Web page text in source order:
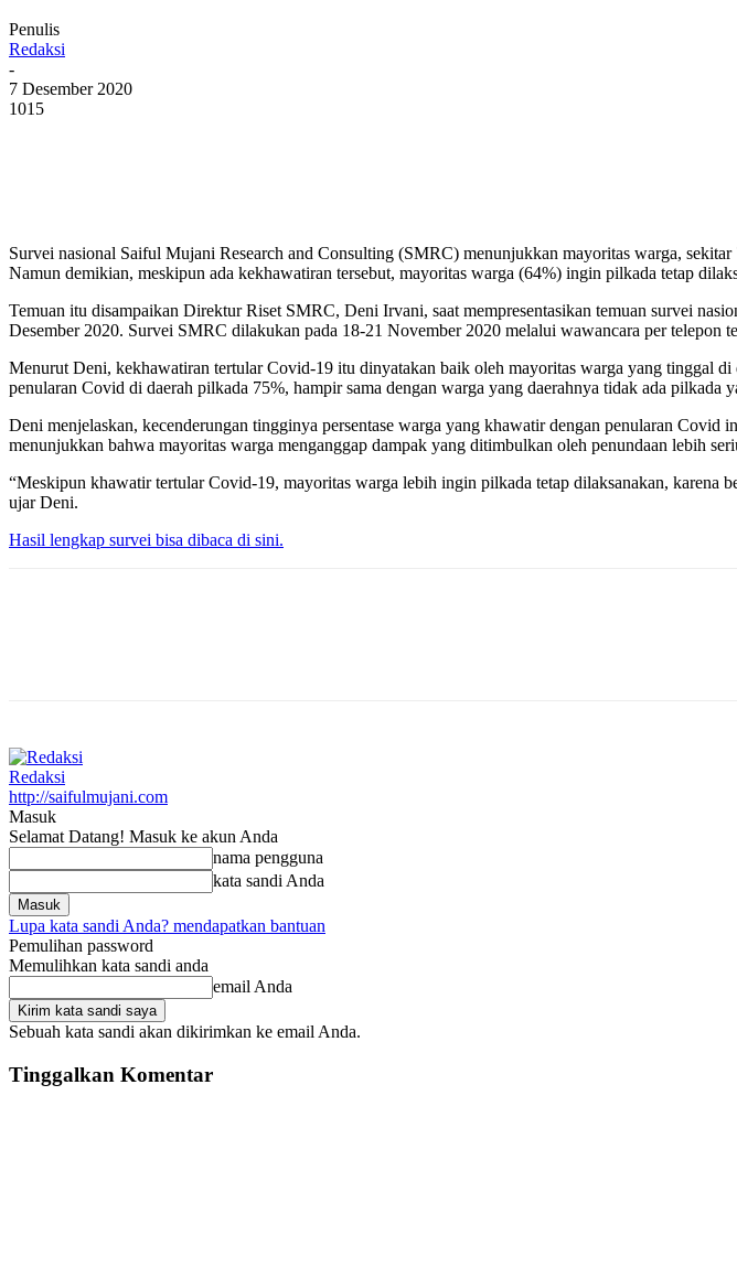
Penulis
Redaksi
-
7 Desember 2020
1015
Survei nasional Saiful Mujani Research and Consulting (SMRC) menunjukkan mayoritas warga,
Namun demikian, meskipun ada kekhawatiran tersebut, mayoritas warga (64%) ingin pilkada tetap
Temuan itu disampaikan Direktur Riset SMRC, Deni Irvani, saat mempresentasikan temuan survei
Desember 2020. Survei SMRC dilakukan pada 18-21 November 2020 melalui wawancara per
Menurut Deni, kekhawatiran tertular Covid-19 itu dinyatakan baik oleh mayoritas warga yang tinggal
penularan Covid di daerah pilkada 75%, hampir sama dengan warga yang daerahnya tidak ada pilkada
Deni menjelaskan, kecenderungan tingginya persentase warga yang khawatir dengan penularan
menunjukkan bahwa mayoritas warga menganggap dampak yang ditimbulkan oleh penundaan lebih
“Meskipun khawatir tertular Covid-19, mayoritas warga lebih ingin pilkada tetap dilaksanakan,
ujar Deni.
Hasil lengkap survei bisa dibaca di sini.
Redaksi
http://saifulmujani.com
Masuk
Selamat Datang! Masuk ke akun Anda
nama pengguna
kata sandi Anda
Lupa kata sandi Anda? mendapatkan bantuan
Pemulihan password
Memulihkan kata sandi anda
email Anda
Sebuah kata sandi akan dikirimkan ke email Anda.
Tinggalkan Komentar